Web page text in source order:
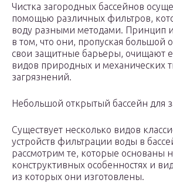
Чистка загородных бассейнов
помощью различных фильтров,
воду разными методами. Принцип
в том, что они, пропуская большой
свои защитные барьеры, очищают
видов природных и механических
загрязнений.
Небольшой открытый бассейн для
Существует несколько видов
устройств фильтрации воды в
рассмотрим те, которые основаны
конструктивных особенностях и
из которых они изготовлены.